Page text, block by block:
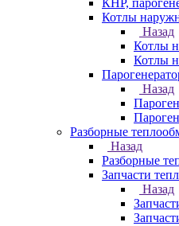
КНР,
Котлы
Назад
Котлы
Котлы
Назад
Разборные
Назад
Разборные
Запчасти
Назад